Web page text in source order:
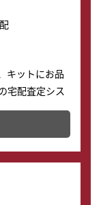
キットにお品
宅配査定シス
が可能で